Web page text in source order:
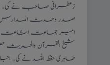
زعفرانی صاحب نے
صدر وحدت المدارس
امیر جماعت اشاعت
شیخ القرآن والحدیث
طاہری حفظہ اللہ نے کی۔